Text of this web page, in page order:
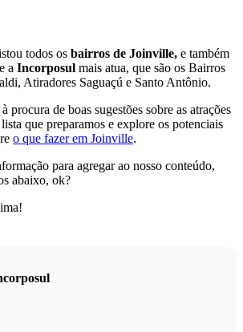
todos os bairros de Joinville, e também
a Incorposul mais atua, que são os Bairros
Atiradores Saguaçú e Santo Antônio.
procura de boas sugestões sobre as atrações
que preparamos e explore os potenciais
o que fazer em Joinville.
para agregar ao nosso conteúdo,
abaixo, ok?